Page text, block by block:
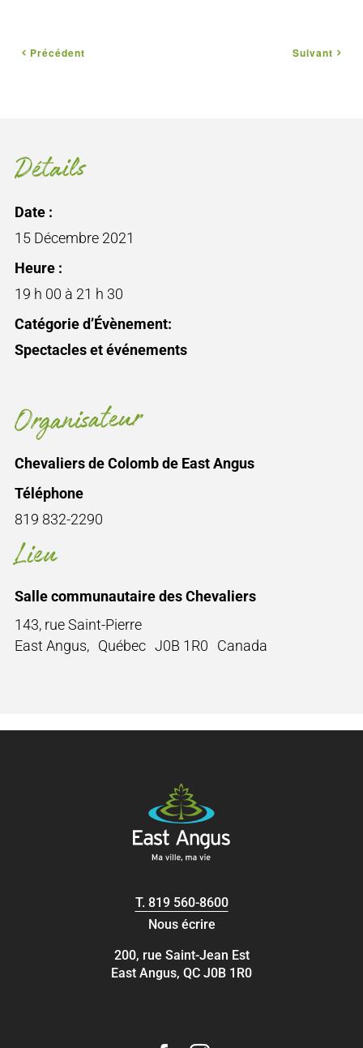
Précédent Suivant
Détails
Date :
15 Décembre 2021
Heure :
19 h 00 à 21 h 30
Catégorie d’Évènement:
Spectacles et événements
Lieu
Salle communautaire des Chevaliers
143, rue Saint-Pierre
East Angus, Québec J0B 1R0 Canada
Organisateur
Chevaliers de Colomb de East Angus
Téléphone
819 832-2290
T. 819 560-8600
Nous écrire
200, rue Saint-Jean Est
East Angus, QC J0B 1R0